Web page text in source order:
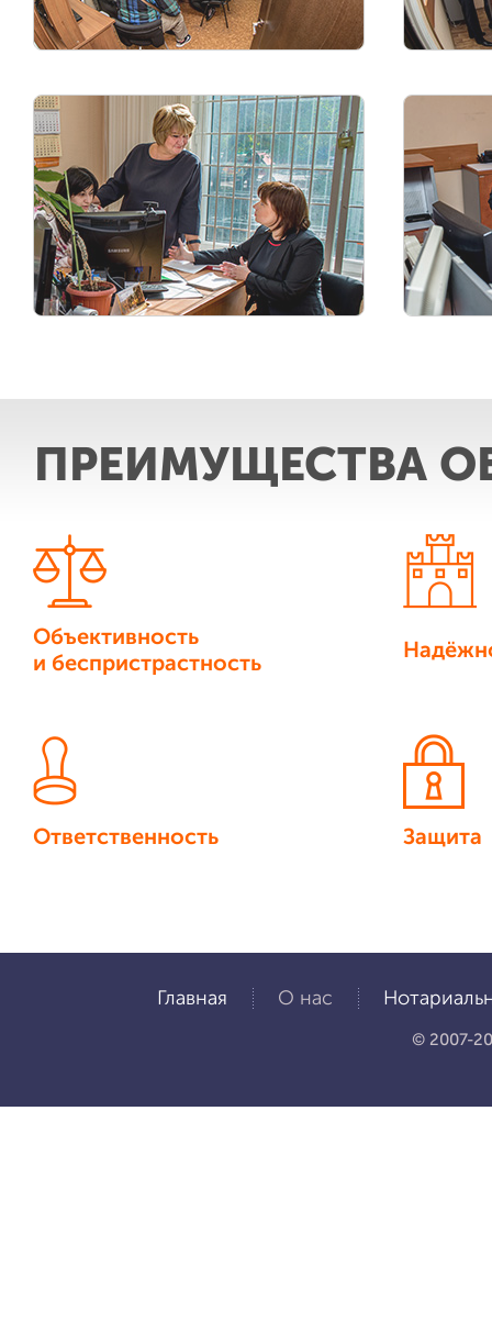
ПРЕИМУЩЕСТВА
Объективность
и беспристрастность
Ответственность Защита
Главная О нас
© 2007-